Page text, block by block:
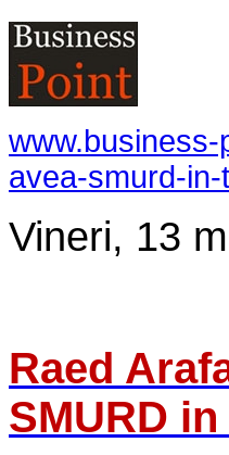
avea-smurd-in-
Vineri, 13
Raed
SMURD